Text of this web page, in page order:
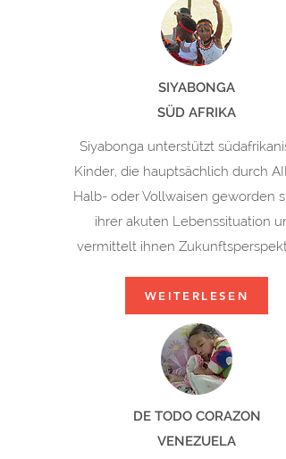
SIYABONGA
SÜD AFRIKA
Siyabonga unterstützt
Kinder, die hauptsächlich durch
Halb- oder Vollwaisen geworden
ihrer akuten Lebenssituation
vermittelt ihnen
WEITERLESEN
DE TODO CORAZON
VENEZUELA